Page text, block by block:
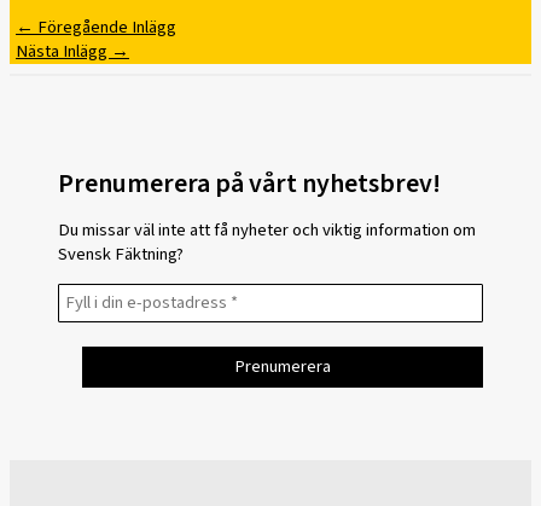
←Föregående Inlägg
Nästa Inlägg→
Prenumerera på vårt nyhetsbrev!
Du missar väl inte att få nyheter och viktig information om
Svensk Fäktning?